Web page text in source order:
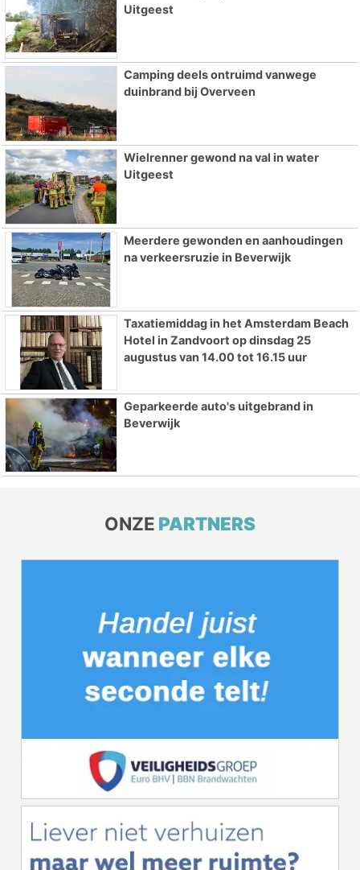
Uitgeest
Camping deels ontruimd vanwege
duinbrand bij Overveen
Wielrenner gewond na val in water
Uitgeest
Meerdere gewonden en aanhoudingen
na verkeersruzie in Beverwijk
Taxatiemiddag in het Amsterdam Beach
Hotel in Zandvoort op dinsdag 25
augustus van 14.00 tot 16.15 uur
Geparkeerde auto's uitgebrand in
Beverwijk
ONZE PARTNERS